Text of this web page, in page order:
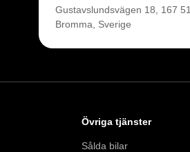
Gustavslundsvägen 18, 167 51
Bromma, Sverige
Övriga tjänster
Sålda bilar